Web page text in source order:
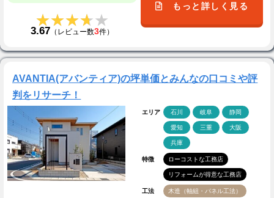
★★★★★
★★★★★
3.67 （レビュー数3件）
もっと詳しく見る
AVANTIA(アバンティア)の坪単価とみんなの口コミや評
判をリサーチ！
エリア 石川 岐阜 静岡
愛知 三重 大阪
兵庫
特徴 ローコストな工務店
リフォームが得意な工務店
工法 木造（軸組・パネル工法）